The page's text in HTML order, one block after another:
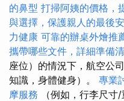
的鼻型 打掃阿姨的價格，
與選擇，保護親人的最後
力健康 可靠的辦桌外燴推
攜帶哪些文件，詳細準備
座位）的情況下，航空公
知識，身體健身）。 專業
摩服務
（例如，行李尺寸